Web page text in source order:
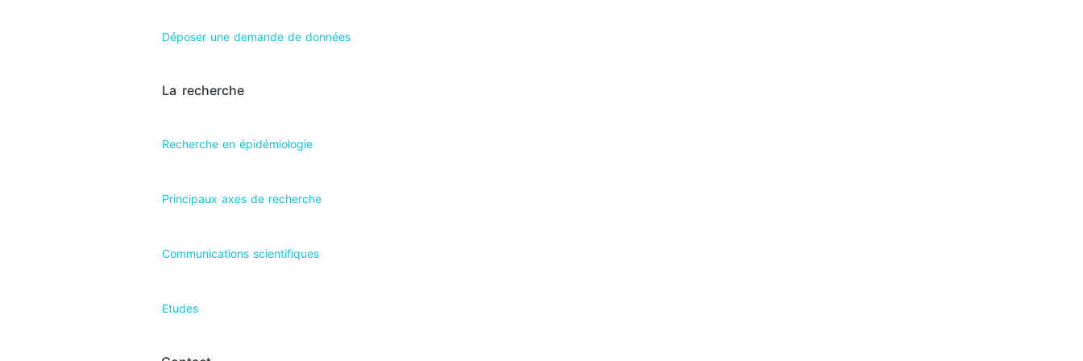
Déposer une demande de données
La recherche
Recherche en épidémiologie
Principaux axes de recherche
Communications scientifiques
Etudes